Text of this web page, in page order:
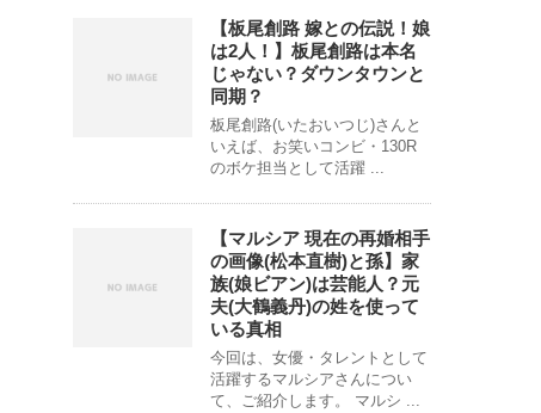
【板尾創路 嫁との伝説！娘
は2人！】板尾創路は本名
じゃない？ダウンタウンと
同期？
板尾創路(いたおいつじ)さんと
いえば、お笑いコンビ・130R
のボケ担当として活躍 ...
【マルシア 現在の再婚相手
の画像(松本直樹)と孫】家
族(娘ビアン)は芸能人？元
夫(大鶴義丹)の姓を使って
いる真相
今回は、女優・タレントとして
活躍するマルシアさんについ
て、ご紹介します。 マルシ ...